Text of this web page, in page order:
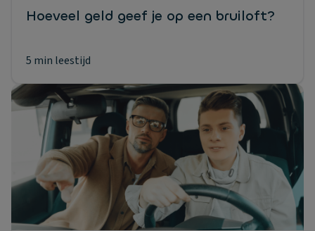
Hoeveel geld geef je op een bruiloft?
5 min leestijd